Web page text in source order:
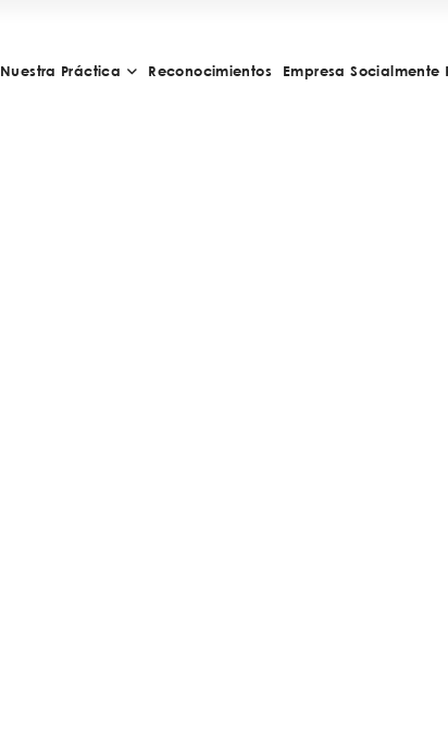
Nuestra Práctica Reconocimientos Empresa Socialmente